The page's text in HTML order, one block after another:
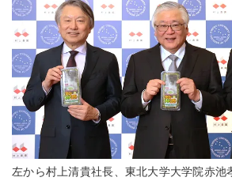
左から村上清貴社長、東北大学大学院赤池